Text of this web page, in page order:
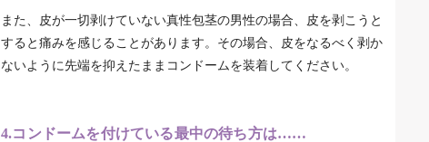
また、皮が一切剥けていない真性包茎の男性の場合、皮を剥こうと
すると痛みを感じることがあります。その場合、皮をなるべく剥か
ないように先端を抑えたままコンドームを装着してください。
4.コンドームを付けている最中の待ち方は……